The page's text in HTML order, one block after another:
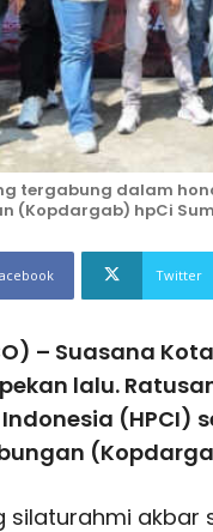
tergabung dalam
(Kopdargab) hpCi
Twitter
– Suasana
lalu.
(HPCI)
silaturahmi akbar